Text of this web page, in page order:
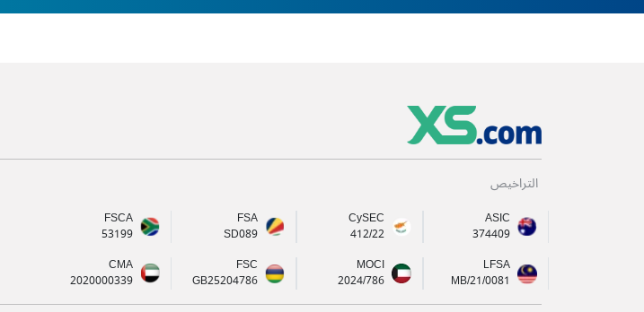
التراخيص
ASIC
374409
CySEC
412/22
FSA
SD089
FSCA
53199
LFSA
MB/21/0081
MOCI
2024/786
FSC
GB25204786
CMA
2020000339